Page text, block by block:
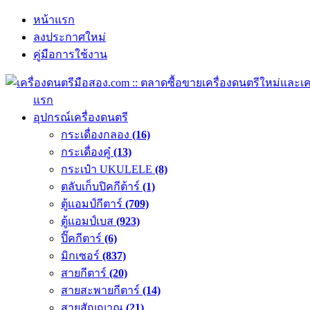
หน้าแรก
ลงประกาศใหม่
คู่มือการใช้งาน
แรก
อุปกรณ์เครื่องดนตรี
กระเดื่องกลอง (16)
กระเดื่องคู๋ (13)
กระเป๋า UKULELE (8)
ตลับเก็บปิคกีต้าร์ (1)
ตู้แอมป์กีตาร์ (709)
ตู้แอมป์เบส (923)
ปิ๊คกีตาร์ (6)
มิกเซอร์ (837)
สายกีตาร์ (20)
สายสะพายกีตาร์ (14)
สายสัญญาณ (21)